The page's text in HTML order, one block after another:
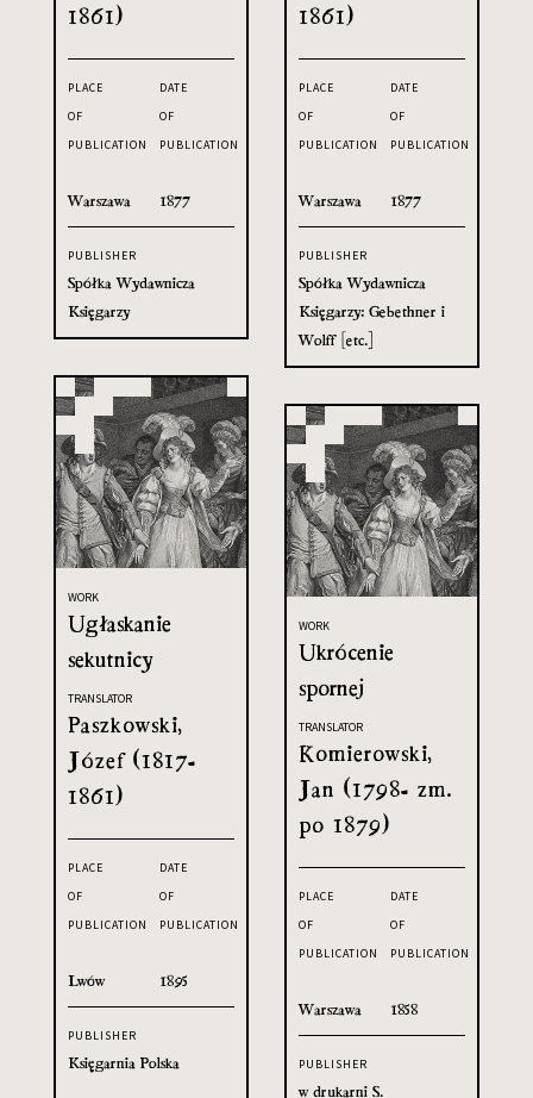
1861)
PLACE
OF
PUBLICATION
Warszawa
DATE
OF
PUBLICATION
1877
PUBLISHER
Spółka Wydawnicza
Księgarzy
1861)
PLACE
OF
PUBLICATION
Warszawa
DATE
OF
PUBLICATION
1877
PUBLISHER
Spółka Wydawnicza
Księgarzy: Gebethner i
Wolff [etc.]
WORK
Ugłaskanie
sekutnicy
TRANSLATOR
Paszkowski,
Józef (1817-
1861)
PLACE
OF
PUBLICATION
Lwów
DATE
OF
PUBLICATION
1895
PUBLISHER
Księgarnia Polska
WORK
Ukrócenie
spornej
TRANSLATOR
Komierowski,
Jan (1798- zm.
po 1879)
PLACE
OF
PUBLICATION
Warszawa
DATE
OF
PUBLICATION
1858
PUBLISHER
w drukarni S.